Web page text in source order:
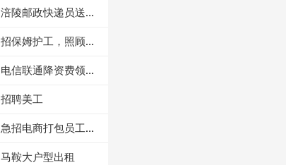
涪陵邮政快递员送货
招保姆护工，照顾病
电信联通降资费领价
招聘美工
急招电商打包员工作
马鞍大户型出租